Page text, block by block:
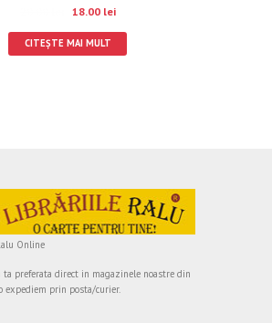
18.00 lei
CITEȘTE MAI MULT
Online
ta preferata direct in magazinele noastre din
expediem prin posta/curier.